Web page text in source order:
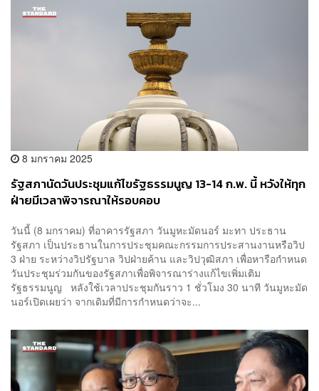
8 มกราคม 2025
รัฐสภานัดวันประชุมแก้ไขรัฐธรรมนูญ 13-14 ก.พ. นี้ หวังให้ทุก
ฝ่ายมีเวลาพิจารณาให้รอบคอบ
วันนี้ (8 มกราคม) ที่อาคารรัฐสภา วันมูหะมัดนอร์ มะทา ประธาน
รัฐสภา เป็นประธานในการประชุมคณะกรรมการประสานงานหรือวิป
3 ฝ่าย ระหว่างวิปรัฐบาล วิปฝ่ายค้าน และวิปวุฒิสภา เพื่อหารือกำหนด
วันประชุมร่วมกันของรัฐสภาเพื่อพิจารณาร่างแก้ไขเพิ่มเติม
รัฐธรรมนูญ หลังใช้เวลาประชุมกันราว 1 ชั่วโมง 30 นาที วันมูหะมัด
นอร์เปิดเผยว่า จากเดิมที่มีการกำหนดว่าจะ...